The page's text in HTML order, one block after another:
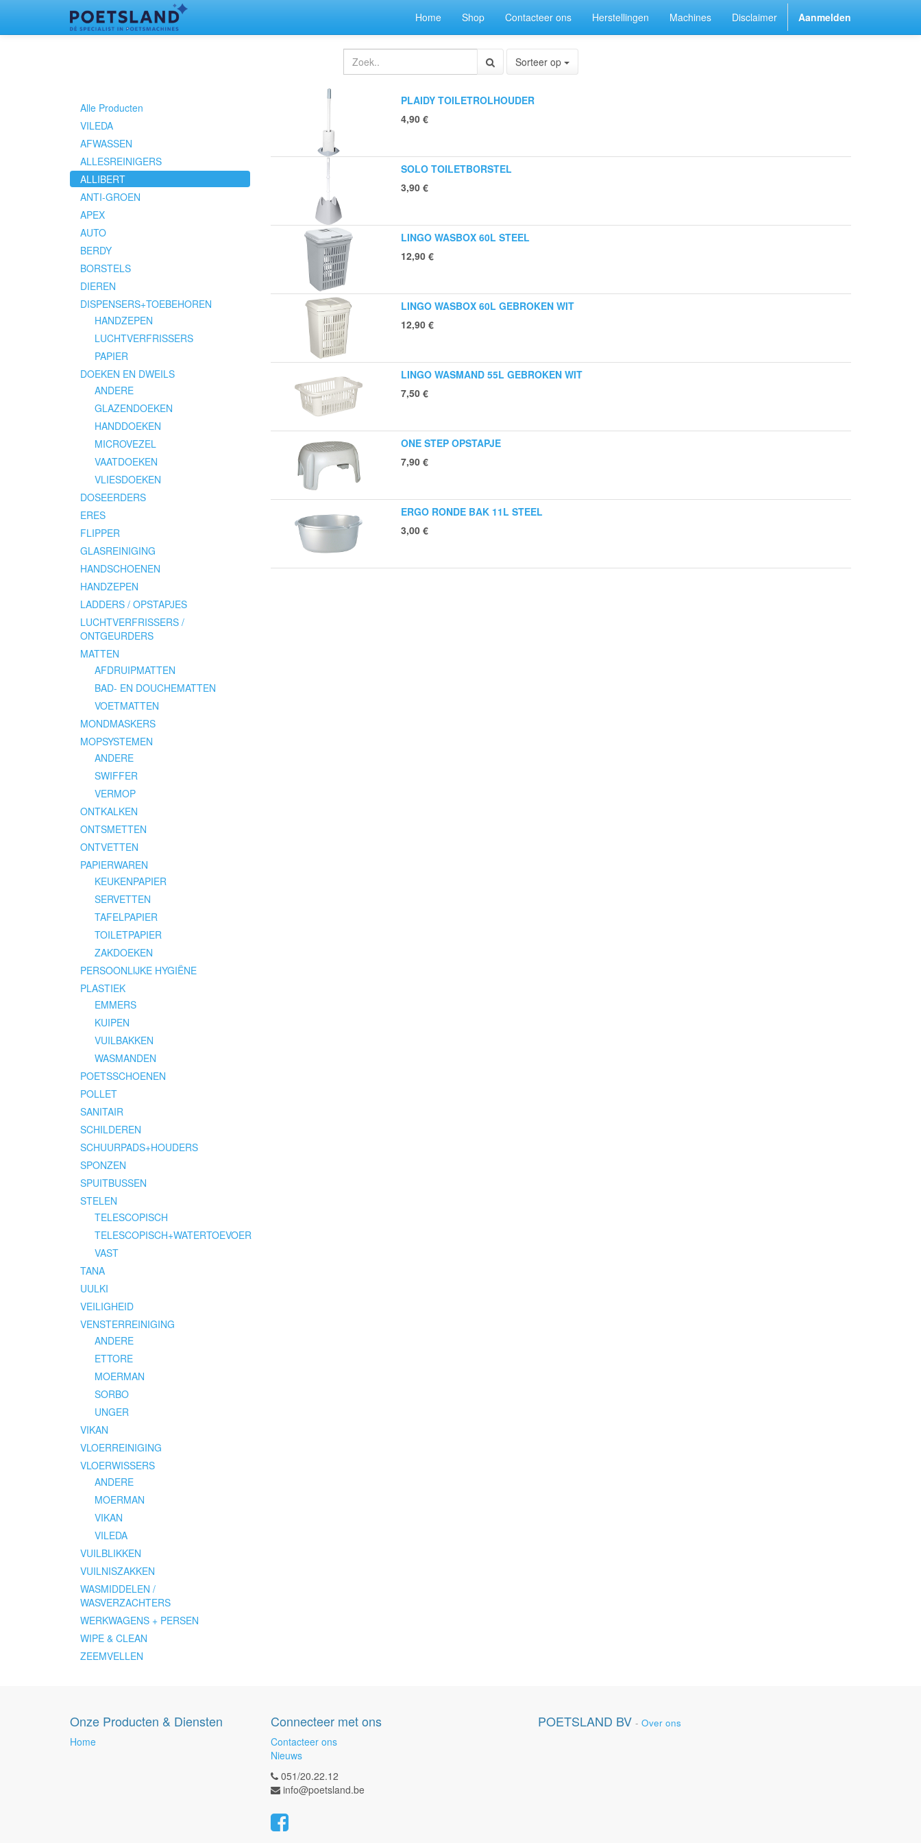
Home Shop Contacteer ons Herstellingen Machines Disclaimer Aanmelden
Sorteer op
Alle Producten
VILEDA
AFWASSEN
ALLESREINIGERS
ALLIBERT
ANTI-GROEN
APEX
AUTO
BERDY
BORSTELS
DIEREN
DISPENSERS+TOEBEHOREN
HANDZEPEN
LUCHTVERFRISSERS
PAPIER
DOEKEN EN DWEILS
ANDERE
GLAZENDOEKEN
HANDDOEKEN
MICROVEZEL
VAATDOEKEN
VLIESDOEKEN
DOSEERDERS
ERES
FLIPPER
GLASREINIGING
HANDSCHOENEN
HANDZEPEN
LADDERS / OPSTAPJES
LUCHTVERFRISSERS /
ONTGEURDERS
MATTEN
AFDRUIPMATTEN
BAD- EN DOUCHEMATTEN
VOETMATTEN
MONDMASKERS
MOPSYSTEMEN
ANDERE
SWIFFER
VERMOP
ONTKALKEN
ONTSMETTEN
ONTVETTEN
PAPIERWAREN
KEUKENPAPIER
SERVETTEN
TAFELPAPIER
TOILETPAPIER
ZAKDOEKEN
PERSOONLIJKE HYGIËNE
PLASTIEK
EMMERS
KUIPEN
VUILBAKKEN
WASMANDEN
POETSSCHOENEN
POLLET
SANITAIR
SCHILDEREN
SCHUURPADS+HOUDERS
SPONZEN
SPUITBUSSEN
STELEN
TELESCOPISCH
TELESCOPISCH+WATERTOEVOER
VAST
TANA
UULKI
VEILIGHEID
VENSTERREINIGING
ANDERE
ETTORE
MOERMAN
SORBO
UNGER
VIKAN
VLOERREINIGING
VLOERWISSERS
ANDERE
MOERMAN
VIKAN
VILEDA
VUILBLIKKEN
VUILNISZAKKEN
WASMIDDELEN /
WASVERZACHTERS
WERKWAGENS + PERSEN
WIPE & CLEAN
ZEEMVELLEN
PLAIDY TOILETROLHOUDER
4,90€
SOLO TOILETBORSTEL
3,90€
LINGO WASBOX 60L STEEL
12,90€
LINGO WASBOX 60L GEBROKEN WIT
12,90€
LINGO WASMAND 55L GEBROKEN WIT
7,50€
ONE STEP OPSTAPJE
7,90€
ERGO RONDE BAK 11L STEEL
3,00€
Onze Producten & Diensten
Home
Connecteer met ons
Contacteer ons
Nieuws
051/20.22.12
info@poetsland.be
POETSLAND BV - Over ons